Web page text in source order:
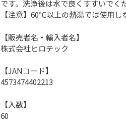
です。洗浄後は水で良くすすいでく
【注意】60℃以上の熱湯では使用
【販売者名・輸入者名】
株式会社ヒロテック
【JANコード】
4573474402213
【入数】
60